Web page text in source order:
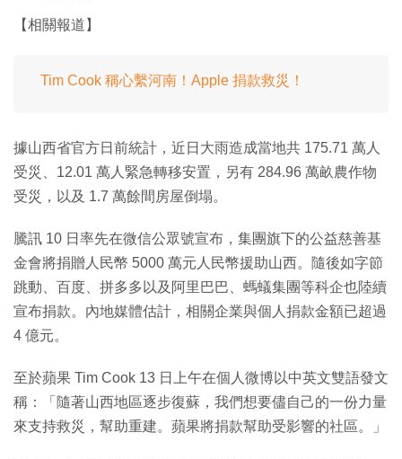
【相關報道】
Tim Cook 稱心繫河南！Apple 捐款救災！
據山西省官方日前統計，近日大雨造成當地共 175.71 萬人
受災、12.01 萬人緊急轉移安置，另有 284.96 萬畝農作物
受災，以及 1.7 萬餘間房屋倒塌。
騰訊 10 日率先在微信公眾號宣布，集團旗下的公益慈善基
金會將捐贈人民幣 5000 萬元人民幣援助山西。隨後如字節
跳動、百度、拼多多以及阿里巴巴、螞蟻集團等科企也陸續
宣布捐款。內地媒體估計，相關企業與個人捐款金額已超過
4 億元。
至於蘋果 Tim Cook 13 日上午在個人微博以中英文雙語發文
稱：「隨著山西地區逐步復蘇，我們想要儘自己的一份力量
來支持救災，幫助重建。蘋果將捐款幫助受影響的社區。」